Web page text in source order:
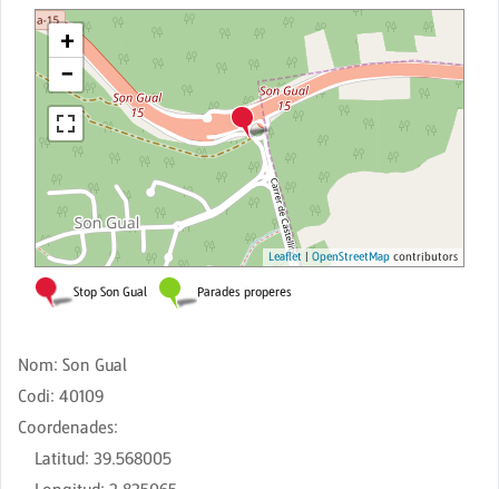
Nom: Son Gual
Codi: 40109
Coordenades:
Latitud: 39.568005